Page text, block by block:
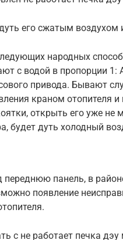
его сжатым воздухом
народных
с водой в пропорции 1:
привода. Бывают
краном отопителя и
открыть его уже не
будет дуть холодный
переднюю панель, в
появление
с не работает печка дэу